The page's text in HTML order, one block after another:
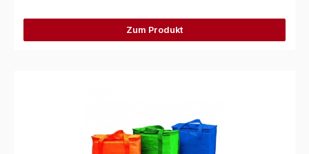
Zum Produkt